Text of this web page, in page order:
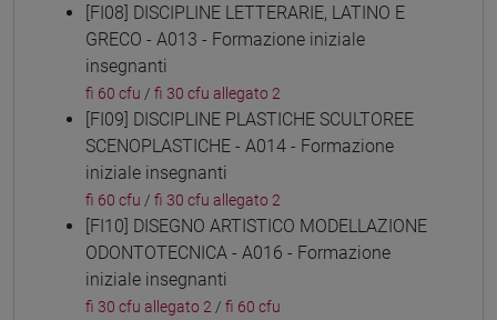
[FI08] DISCIPLINE LETTERARIE, LATINO E
GRECO - A013 - Formazione iniziale
insegnanti
fi 60 cfu / fi 30 cfu allegato 2
[FI09] DISCIPLINE PLASTICHE SCULTOREE
SCENOPLASTICHE - A014 - Formazione
iniziale insegnanti
fi 60 cfu / fi 30 cfu allegato 2
[FI10] DISEGNO ARTISTICO MODELLAZIONE
ODONTOTECNICA - A016 - Formazione
iniziale insegnanti
fi 30 cfu allegato 2 / fi 60 cfu